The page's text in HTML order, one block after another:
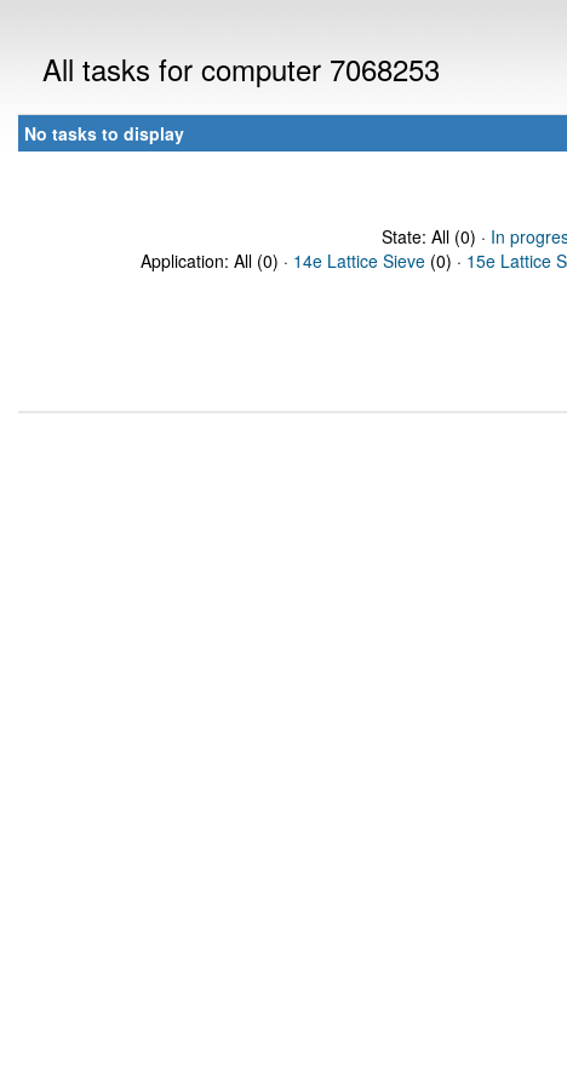
All tasks for computer 7068253
No tasks to display
State: All (0) · In
Application: All (0) · 14e Lattice Sieve (0) · 15e Lattice